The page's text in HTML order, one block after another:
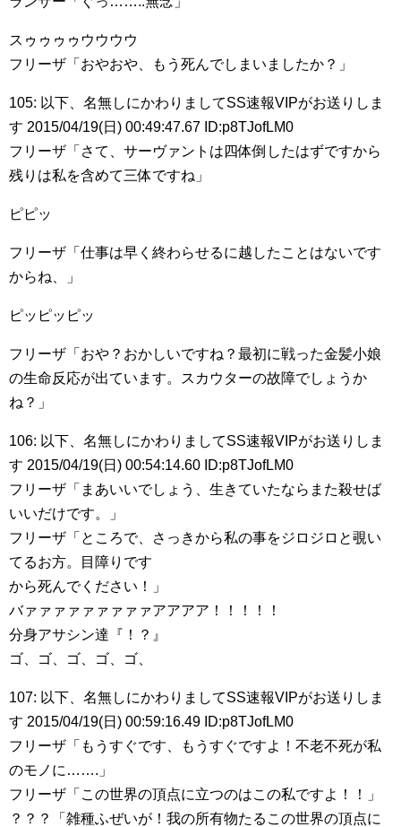
スゥゥゥゥウウウウ
フリーザ「おやおや、もう死んでしまいましたか？」
105: 以下、名無しにかわりましてSS速報VIPがお送りしま
す 2015/04/19(日) 00:49:47.67 ID:p8TJofLM0
フリーザ「さて、サーヴァントは四体倒したはずですから
残りは私を含めて三体ですね」
ピピッ
フリーザ「仕事は早く終わらせるに越したことはないです
からね、」
ピッピッピッ
フリーザ「おや？おかしいですね？最初に戦った金髪小娘
の生命反応が出ています。スカウターの故障でしょうか
ね？」
106: 以下、名無しにかわりましてSS速報VIPがお送りしま
す 2015/04/19(日) 00:54:14.60 ID:p8TJofLM0
フリーザ「まあいいでしょう、生きていたならまた殺せば
いいだけです。」
フリーザ「ところで、さっきから私の事をジロジロと覗い
てるお方。目障りです
から死んでください！」
バァァァァァァァァァアアアア！！！！！
分身アサシン達『！？』
ゴ、ゴ、ゴ、ゴ、ゴ、
107: 以下、名無しにかわりましてSS速報VIPがお送りしま
す 2015/04/19(日) 00:59:16.49 ID:p8TJofLM0
フリーザ「もうすぐです、もうすぐですよ！不老不死が私
のモノに…….」
フリーザ「この世界の頂点に立つのはこの私ですよ！！」
？？？「雑種ふぜいが！我の所有物たるこの世界の頂点に